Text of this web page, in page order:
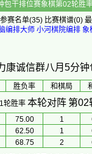
群八月5分钟
参赛名单(35) 比赛棋谱(0)
编排大师 小河棋院编排 象
康诚信群八月5分
胜负率 和棋局
轮胜率 本轮对阵 第02
75.00 1
62.50 1
68.75 2